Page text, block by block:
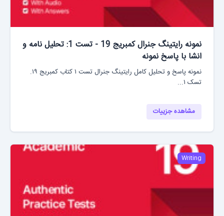
نمونه رایتینگ جنرال کمبریج 19 - تست 1: تحلیل نامه و
انشا با پاسخ نمونه
نمونه پاسخ و تحلیل کامل رایتینگ جنرال تست ۱ کتاب کمبریج ۱۹.
تسک ۱...
مشاهده جزییات
Writing